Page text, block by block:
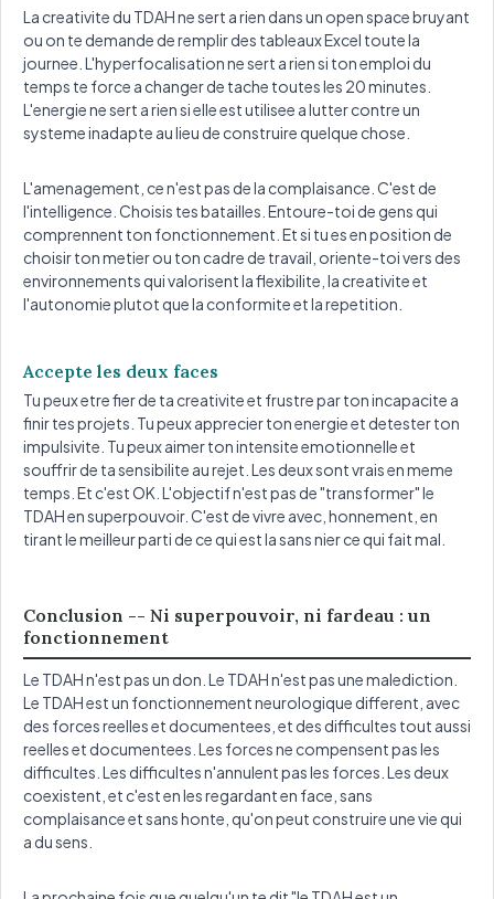
La creativite du TDAH ne sert a rien dans un open space bruyant
ou on te demande de remplir des tableaux Excel toute la
journee. L'hyperfocalisation ne sert a rien si ton emploi du
temps te force a changer de tache toutes les 20 minutes.
L'energie ne sert a rien si elle est utilisee a lutter contre un
systeme inadapte au lieu de construire quelque chose.
L'amenagement, ce n'est pas de la complaisance. C'est de
l'intelligence. Choisis tes batailles. Entoure-toi de gens qui
comprennent ton fonctionnement. Et si tu es en position de
choisir ton metier ou ton cadre de travail, oriente-toi vers des
environnements qui valorisent la flexibilite, la creativite et
l'autonomie plutot que la conformite et la repetition.
Accepte les deux faces
Tu peux etre fier de ta creativite et frustre par ton incapacite a
finir tes projets. Tu peux apprecier ton energie et detester ton
impulsivite. Tu peux aimer ton intensite emotionnelle et
souffrir de ta sensibilite au rejet. Les deux sont vrais en meme
temps. Et c'est OK. L'objectif n'est pas de "transformer" le
TDAH en superpouvoir. C'est de vivre avec, honnement, en
tirant le meilleur parti de ce qui est la sans nier ce qui fait mal.
Conclusion -- Ni superpouvoir, ni fardeau : un
fonctionnement
Le TDAH n'est pas un don. Le TDAH n'est pas une malediction.
Le TDAH est un fonctionnement neurologique different, avec
des forces reelles et documentees, et des difficultes tout aussi
reelles et documentees. Les forces ne compensent pas les
difficultes. Les difficultes n'annulent pas les forces. Les deux
coexistent, et c'est en les regardant en face, sans
complaisance et sans honte, qu'on peut construire une vie qui
a du sens.